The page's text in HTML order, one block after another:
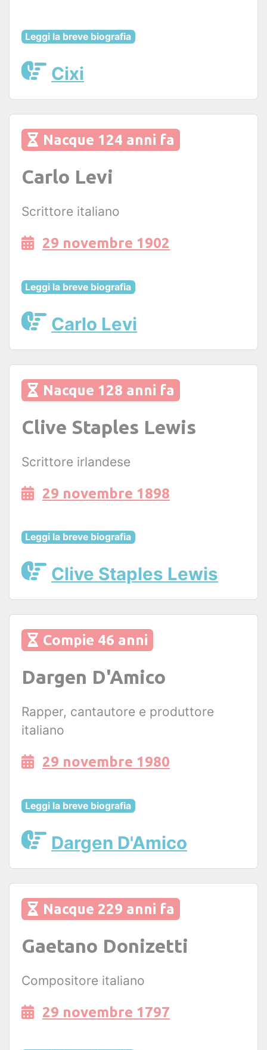
Leggi la breve biografia
Cixi
Nacque 124 anni fa
Carlo Levi
Scrittore italiano
29 novembre 1902
Leggi la breve biografia
Carlo Levi
Nacque 128 anni fa
Clive Staples Lewis
Scrittore irlandese
29 novembre 1898
Leggi la breve biografia
Clive Staples Lewis
Compie 46 anni
Dargen D'Amico
Rapper, cantautore e produttore
italiano
29 novembre 1980
Leggi la breve biografia
Dargen D'Amico
Nacque 229 anni fa
Gaetano Donizetti
Compositore italiano
29 novembre 1797